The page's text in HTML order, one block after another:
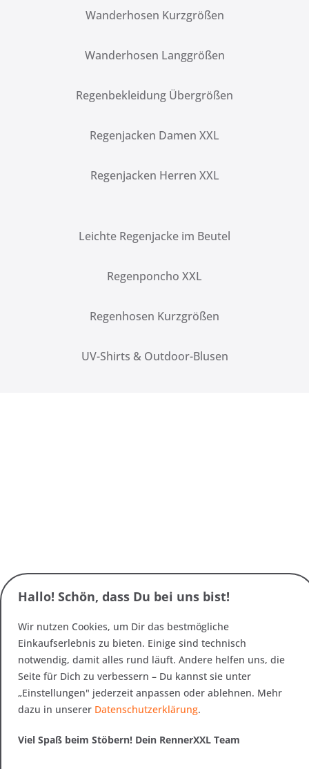
Wanderhosen Kurzgrößen
Wanderhosen Langgrößen
Regenbekleidung Übergrößen
Regenjacken Damen XXL
Regenjacken Herren XXL
Leichte Regenjacke im Beutel
Regenponcho XXL
Regenhosen Kurzgrößen
UV-Shirts & Outdoor-Blusen
Hallo! Schön, dass Du bei uns bist!
Wir nutzen Cookies, um Dir das bestmögliche
Einkaufserlebnis zu bieten. Einige sind technisch
notwendig, damit alles rund läuft. Andere helfen uns, die
Seite für Dich zu verbessern – Du kannst sie unter
„Einstellungen" jederzeit anpassen oder ablehnen. Mehr
dazu in unserer Datenschutzerklärung.
Viel Spaß beim Stöbern! Dein RennerXXL Team